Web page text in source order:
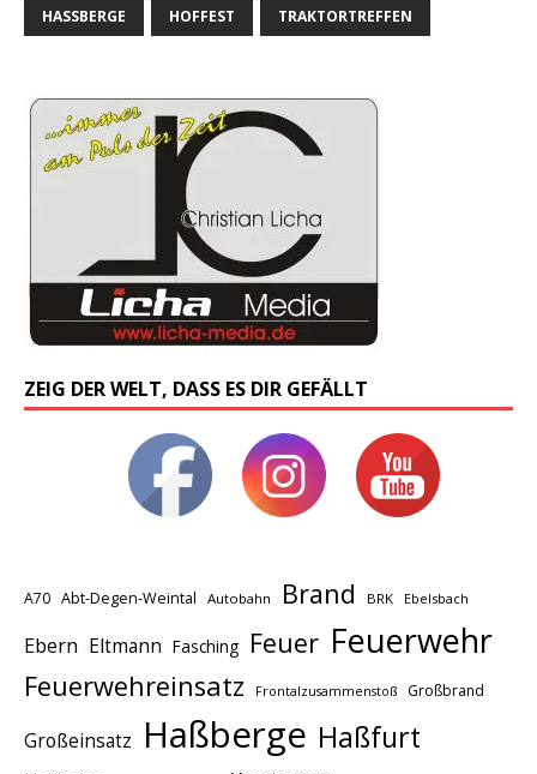
HASSBERGE HOFFEST TRAKTORTREFFEN
ZEIG DER WELT, DASS ES DIR GEFÄLLT
A70 Abt-Degen-Weintal Autobahn Brand BRK Ebelsbach
Ebern Eltmann Fasching Feuer Feuerwehr
Feuerwehreinsatz Frontalzusammenstoß Großbrand
Großeinsatz Haßberge Haßfurt